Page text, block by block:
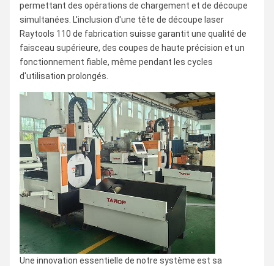
permettant des opérations de chargement et de découpe
simultanées. L'inclusion d'une tête de découpe laser
Raytools 110 de fabrication suisse garantit une qualité de
faisceau supérieure, des coupes de haute précision et un
fonctionnement fiable, même pendant les cycles
d'utilisation prolongés.
Une innovation essentielle de notre système est sa